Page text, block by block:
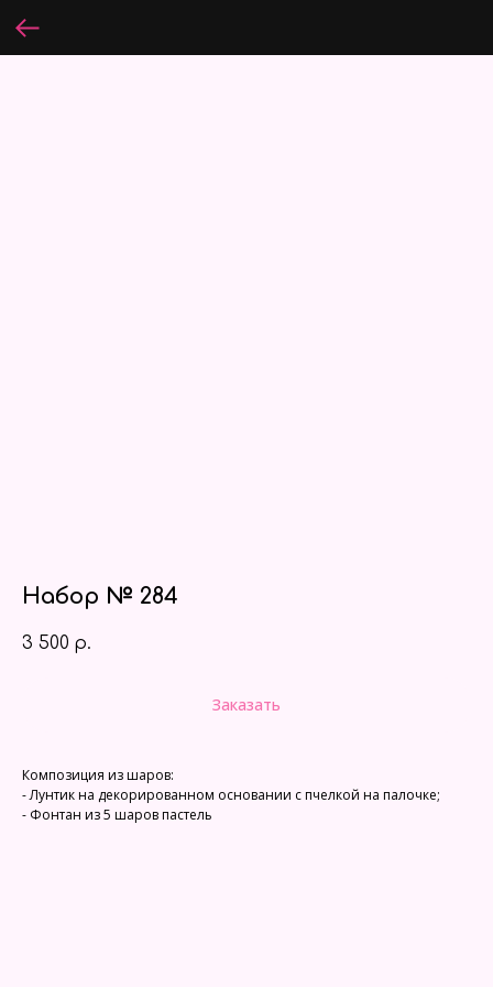
Набор № 284
3 500 р.
Заказать
Композиция из шаров:
- Лунтик на декорированном основании с пчелкой на палочке;
- Фонтан из 5 шаров пастель